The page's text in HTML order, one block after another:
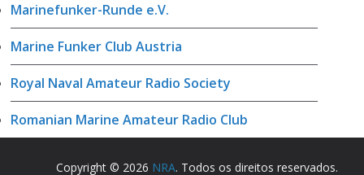
Marinefunker-Runde e.V.
Marine Funker Club Austria
Royal Naval Amateur Radio Society
Romanian Marine Amateur Radio Club
Copyright © 2026 NRA. Todos os direitos reservados.